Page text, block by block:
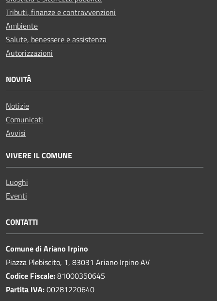
Tributi, finanze e contravvenzioni
Ambiente
Salute, benessere e assistenza
Autorizzazioni
NOVITÀ
Notizie
Comunicati
Avvisi
VIVERE IL COMUNE
Luoghi
Eventi
CONTATTI
Comune di Ariano Irpino
Piazza Plebiscito, 1, 83031 Ariano Irpino AV
Codice Fiscale:81000350645
Partita IVA:00281220640